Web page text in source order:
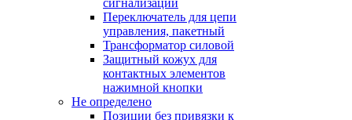
сигнализации
Переключатель для цепи
управления, пакетный
Трансформатор силовой
Защитный кожух для
контактных элементов
нажимной кнопки
Не определено
Позиции без привязки к